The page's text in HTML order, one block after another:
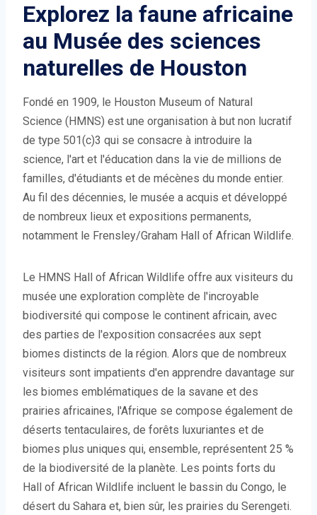
Explorez la faune africaine
au Musée des sciences
naturelles de Houston
Fondé en 1909, le Houston Museum of Natural
Science (HMNS) est une organisation à but non lucratif
de type 501(c)3 qui se consacre à introduire la
science, l'art et l'éducation dans la vie de millions de
familles, d'étudiants et de mécènes du monde entier.
Au fil des décennies, le musée a acquis et développé
de nombreux lieux et expositions permanents,
notamment le Frensley/Graham Hall of African Wildlife.
Le HMNS Hall of African Wildlife offre aux visiteurs du
musée une exploration complète de l'incroyable
biodiversité qui compose le continent africain, avec
des parties de l'exposition consacrées aux sept
biomes distincts de la région. Alors que de nombreux
visiteurs sont impatients d'en apprendre davantage sur
les biomes emblématiques de la savane et des
prairies africaines, l'Afrique se compose également de
déserts tentaculaires, de forêts luxuriantes et de
biomes plus uniques qui, ensemble, représentent 25 %
de la biodiversité de la planète. Les points forts du
Hall of African Wildlife incluent le bassin du Congo, le
désert du Sahara et, bien sûr, les prairies du Serengeti.